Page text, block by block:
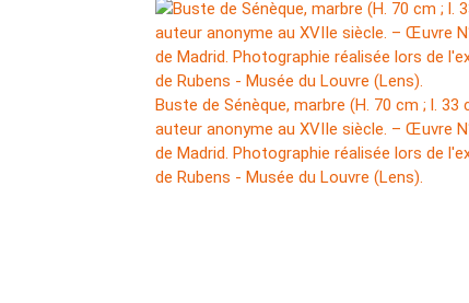
Buste de Sénèque, marbre (H. 70 cm ; l. 33
auteur anonyme au XVIIe siècle. – Œuvre
de Madrid. Photographie réalisée lors de
de Rubens - Musée du Louvre (Lens).